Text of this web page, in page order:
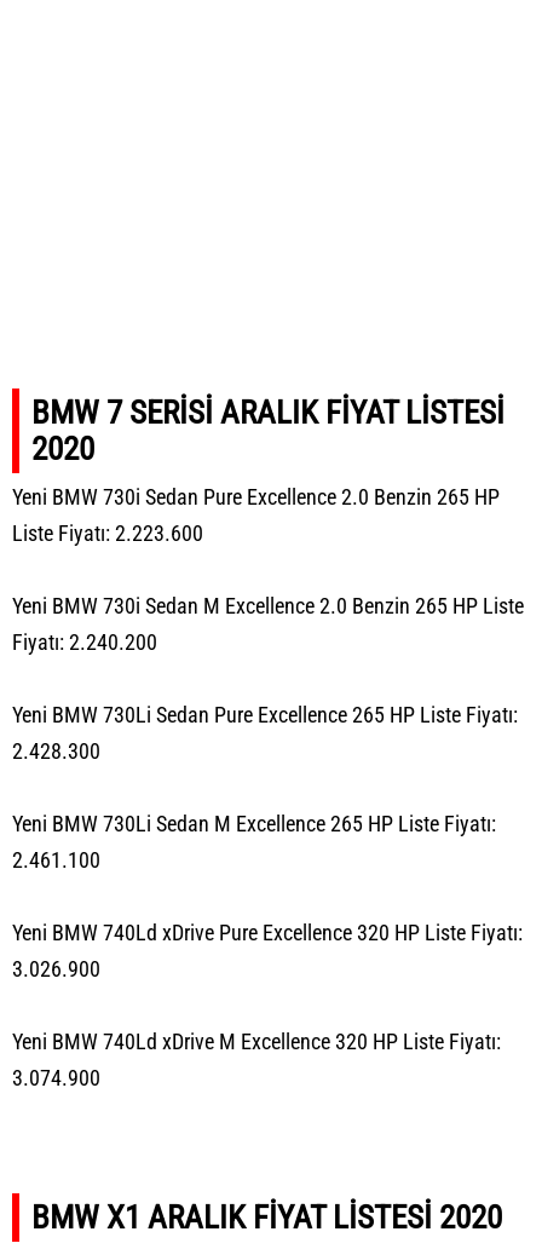
BMW 7 SERİSİ ARALIK FİYAT LİSTESİ
2020
Yeni BMW 730i Sedan Pure Excellence 2.0 Benzin 265 HP
Liste Fiyatı: 2.223.600
Yeni BMW 730i Sedan M Excellence 2.0 Benzin 265 HP Liste
Fiyatı: 2.240.200
Yeni BMW 730Li Sedan Pure Excellence 265 HP Liste Fiyatı:
2.428.300
Yeni BMW 730Li Sedan M Excellence 265 HP Liste Fiyatı:
2.461.100
Yeni BMW 740Ld xDrive Pure Excellence 320 HP Liste Fiyatı:
3.026.900
Yeni BMW 740Ld xDrive M Excellence 320 HP Liste Fiyatı:
3.074.900
BMW X1 ARALIK FİYAT LİSTESİ 2020